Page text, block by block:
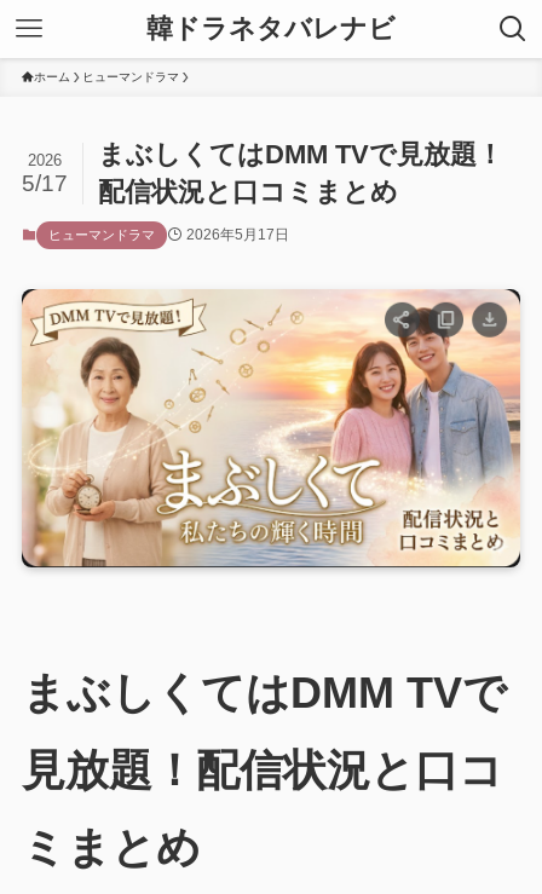
韓ドラネタバレナビ
ホーム ヒューマンドラマ
まぶしくてはDMM TVで見放題！
配信状況と口コミまとめ
2026
5/17
ヒューマンドラマ 2026年5月17日
まぶしくてはDMM TVで
見放題！配信状況と口コ
ミまとめ